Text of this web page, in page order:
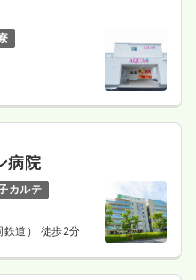
第二新卒可
病院
カルテ
鉄道） 徒歩2分